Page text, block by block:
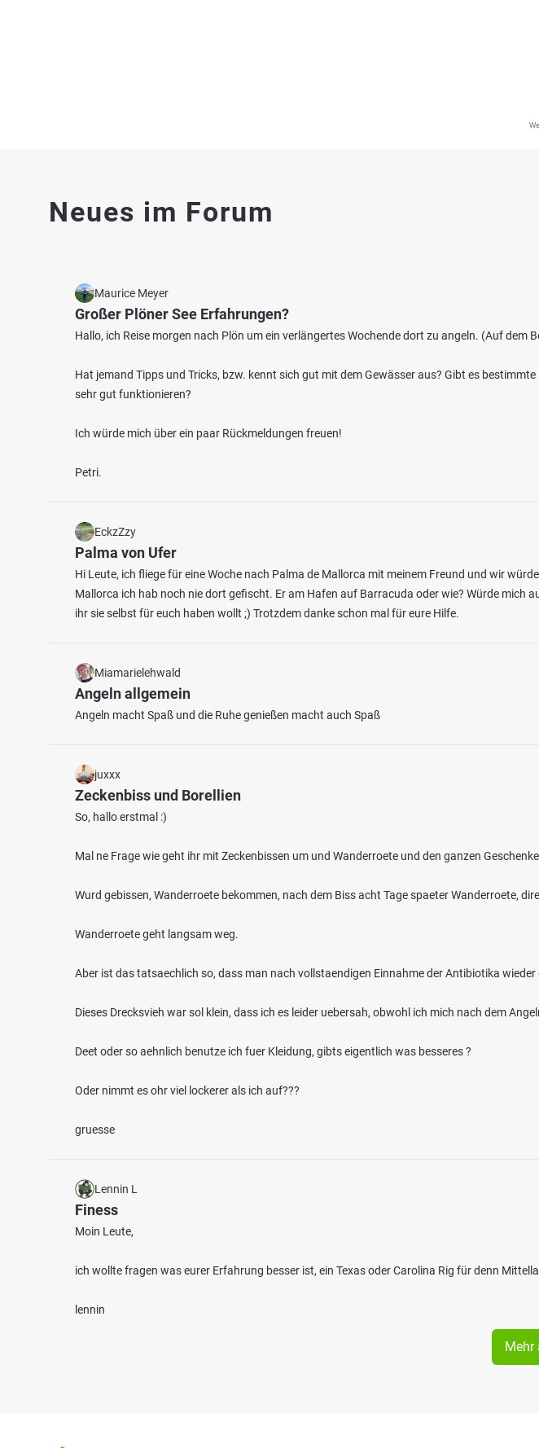
580 73 4.5
Hecht, Nase
Fluss bei 57518 Alsdorf
Elkenrother Weiher
Fischarten: Karpfen, Brachse, Regenbogenforelle,
Flussbarsch, Rotfeder
Weiher bei 57578 Elkenroth
Brachse, Rotauge
Weiher bei 57258 Freudenberg
Neues im Forum
Maurice Meyer
Großer Plöner See Erfahrungen?
Hallo, ich Reise morgen nach Plön um ein verlängertes Wochende dort zu angeln. (Auf dem
Hat jemand Tipps und Tricks, bzw. kennt sich gut mit dem Gewässer aus? Gibt es
sehr gut funktionieren?
Ich würde mich über ein paar Rückmeldungen freuen!
Petri.
EckzZzy
Palma von Ufer
Hi Leute, ich fliege für eine Woche nach Palma de Mallorca mit meinem Freund und wir
Mallorca ich hab noch nie dort gefischt. Er am Hafen auf Barracuda oder wie? Würde mich
ihr sie selbst für euch haben wollt ;) Trotzdem danke schon mal für eure Hilfe.
Miamarielehwald
Angeln allgemein
Angeln macht Spaß und die Ruhe genießen macht auch Spaß
juxxx
Zeckenbiss und Borellien
So, hallo erstmal :)
Mal ne Frage wie geht ihr mit Zeckenbissen um und Wanderroete und den ganzen
Wurd gebissen, Wanderroete bekommen, nach dem Biss acht Tage spaeter Wanderroete,
Wanderroete geht langsam weg.
Aber ist das tatsaechlich so, dass man nach vollstaendigen Einnahme der Antibiotika
Dieses Drecksvieh war sol klein, dass ich es leider uebersah, obwohl ich mich nach dem
Deet oder so aehnlich benutze ich fuer Kleidung, gibts eigentlich was besseres ?
Oder nimmt es ohr viel lockerer als ich auf???
gruesse
Lennin L
Finess
Moin Leute,
ich wollte fragen was eurer Erfahrung besser ist, ein Texas oder Carolina Rig für denn
lennin
Mehr